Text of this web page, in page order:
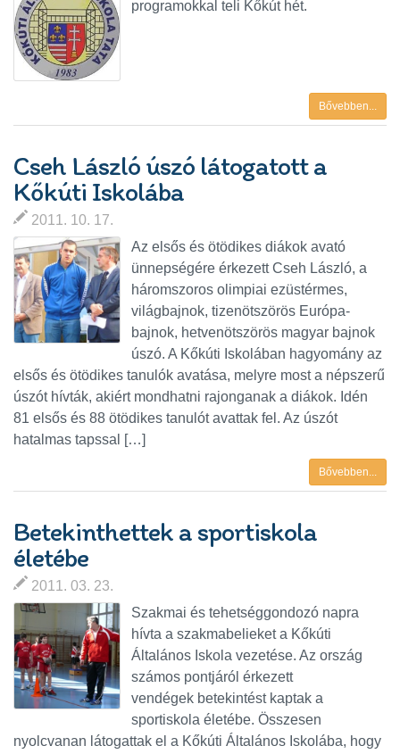
programokkal teli Kőkút hét.
Bővebben...
Cseh László úszó látogatott a
Kőkúti Iskolába
2011. 10. 17.
Az elsős és ötödikes diákok avató
ünnepségére érkezett Cseh László, a
háromszoros olimpiai ezüstérmes,
világbajnok, tizenötszörös Európa-
bajnok, hetvenötszörös magyar bajnok
úszó. A Kőkúti Iskolában hagyomány az
elsős és ötödikes tanulók avatása, melyre most a népszerű
úszót hívták, akiért mondhatni rajonganak a diákok. Idén
81 elsős és 88 ötödikes tanulót avattak fel. Az úszót
hatalmas tapssal […]
Bővebben...
Betekinthettek a sportiskola
életébe
2011. 03. 23.
Szakmai és tehetséggondozó napra
hívta a szakmabelieket a Kőkúti
Általános Iskola vezetése. Az ország
számos pontjáról érkezett
vendégek betekintést kaptak a
sportiskola életébe. Összesen
nyolcvanan látogattak el a Kőkúti Általános Iskolába, hogy